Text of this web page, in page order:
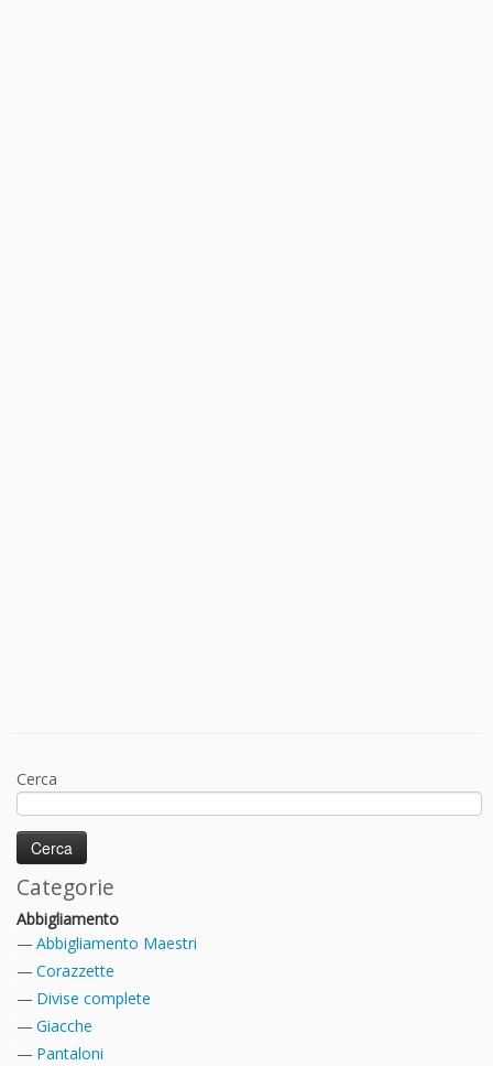
Cerca
Categorie
Abbigliamento
Abbigliamento Maestri
Corazzette
Divise complete
Giacche
Pantaloni